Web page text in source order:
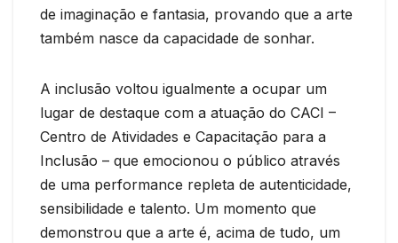
de imaginação e fantasia, provando que a arte
também nasce da capacidade de sonhar.
A inclusão voltou igualmente a ocupar um
lugar de destaque com a atuação do CACI –
Centro de Atividades e Capacitação para a
Inclusão – que emocionou o público através
de uma performance repleta de autenticidade,
sensibilidade e talento. Um momento que
demonstrou que a arte é, acima de tudo, um